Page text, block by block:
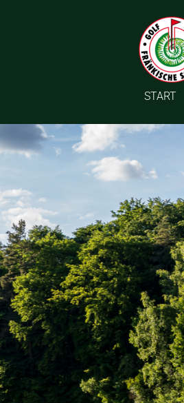
START